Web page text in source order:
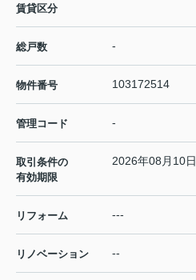
賃貸区分
総戸数 -
物件番号 103172514
管理コード -
取引条件の
有効期限
2026年08月10日
リフォーム ---
リノベーション --